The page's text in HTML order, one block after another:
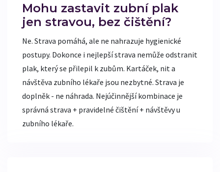
Mohu zastavit zubní plak
jen stravou, bez čištění?
Ne. Strava pomáhá, ale ne nahrazuje hygienické
postupy. Dokonce i nejlepší strava nemůže odstranit
plak, který se přilepil k zubům. Kartáček, nit a
návštěva zubního lékaře jsou nezbytné. Strava je
doplněk - ne náhrada. Nejúčinnější kombinace je
správná strava + pravidelné čištění + návštěvy u
zubního lékaře.